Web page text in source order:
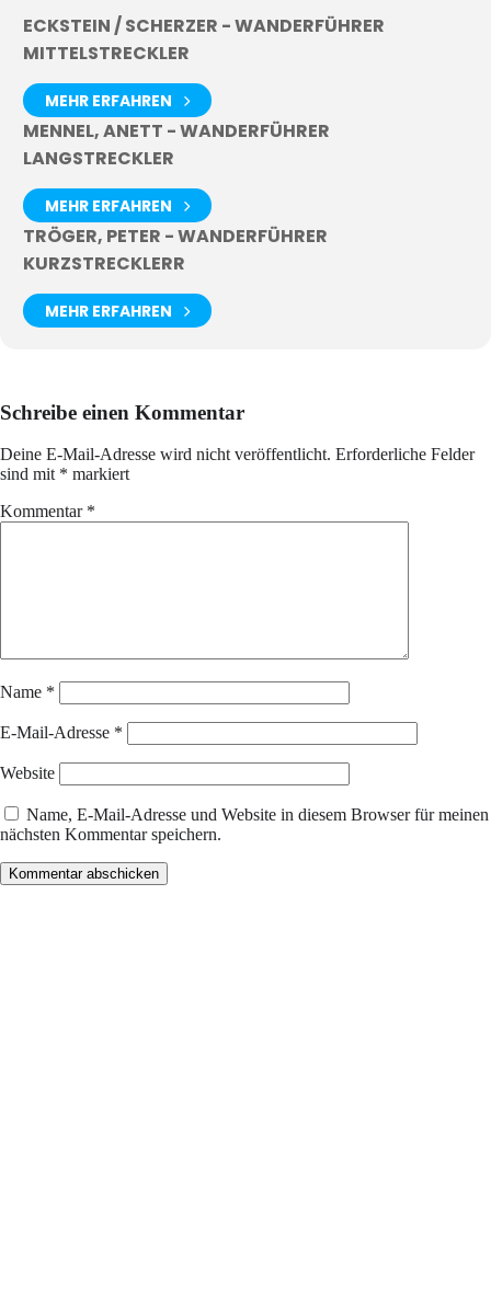
ECKSTEIN / SCHERZER - WANDERFÜHRER
MITTELSTRECKLER
MEHR ERFAHREN
MENNEL, ANETT - WANDERFÜHRER
LANGSTRECKLER
MEHR ERFAHREN
TRÖGER, PETER - WANDERFÜHRER
KURZSTRECKLERR
MEHR ERFAHREN
Schreibe einen Kommentar
Deine E-Mail-Adresse wird nicht veröffentlicht. Erforderliche Felder
sind mit * markiert
Kommentar *
Name *
E-Mail-Adresse *
Website
Name, E-Mail-Adresse und Website in diesem Browser für meinen
nächsten Kommentar speichern.